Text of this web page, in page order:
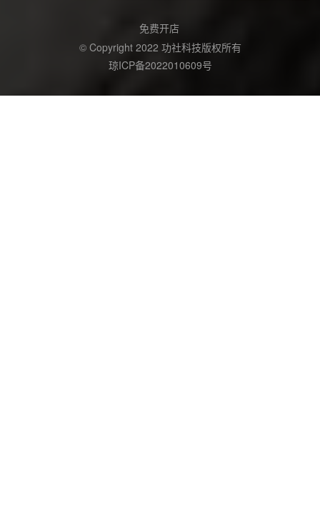
免费开店
© Copyright 2022 功社科技版权所有
琼ICP备2022010609号